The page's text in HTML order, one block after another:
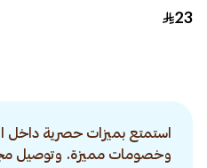
23
استمتع بميزات حصرية داخل
وخصومات مميزة. وتوصيل